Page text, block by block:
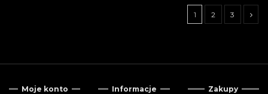
1 2 3
Moje konto
Informacje
Zakupy